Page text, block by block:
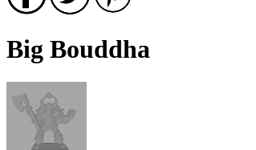
Big Bouddha